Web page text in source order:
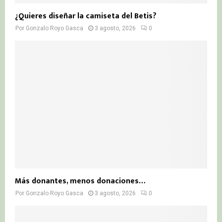
¿Quieres diseñar la camiseta del Betis?
Por Gonzalo Royo Gasca 3 agosto, 2026 0
Más donantes, menos donaciones…
Por Gonzalo Royo Gasca 3 agosto, 2026 0